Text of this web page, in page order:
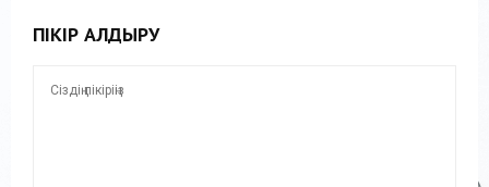
ПІКІР ҚАЛДЫРУ